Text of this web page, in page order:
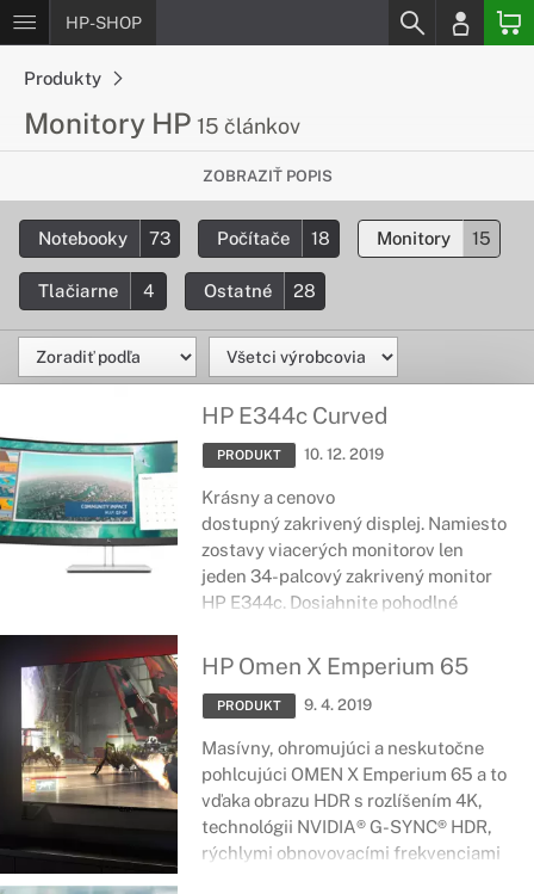
HP-SHOP
Produkty
Monitory HP 15 článkov
Všetko, čo chceš vedieť o monitoroch
HP
Základné informácie o modelových radách a LCD monitoroch
HP, všeobecný prehľad o všetkých LCD monitoroch.
ZOBRAZIŤ POPIS
Notebooky 73 Počítače 18 Monitory 15
Tlačiarne 4 Ostatné 28
HP E344c Curved
PRODUKT 10. 12. 2019
Krásny a cenovo
dostupný zakrivený displej. Namiesto
zostavy viacerých monitorov len
jeden 34-palcový zakrivený monitor
HP E344c. Dosiahnite pohodlné
pripájajte sa k zariadeniam a počítaču
pomocou širokej škály portov.
HP Omen X Emperium 65
PRODUKT 9. 4. 2019
Masívny, ohromujúci a neskutočne
pohlcujúci OMEN X Emperium 65 a to
vďaka obrazu HDR s rozlíšením 4K,
technológii NVIDIA® G-SYNC® HDR,
rýchlymi obnovovacími frekvenciami